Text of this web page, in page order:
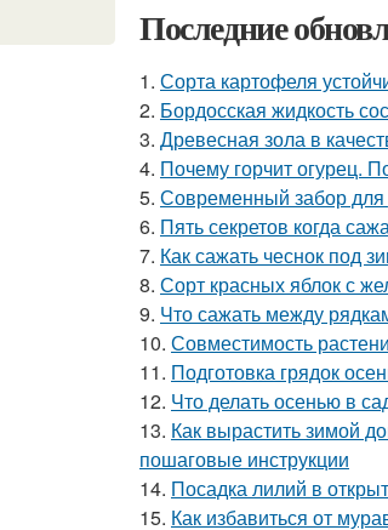
Последние
1. Сорта картофеля
2. Бордосская жидкость
3. Древесная зола в
4. Почему горчит огурец.
5. Современный забор для
6. Пять секретов когда
7. Как сажать чеснок под
8. Сорт красных яблок с
9. Что сажать между
10. Совместимость
11. Подготовка грядок
12. Что делать осенью в
13. Как вырастить зимой
пошаговые инструкции
14. Посадка лилий в
15. Как избавиться от